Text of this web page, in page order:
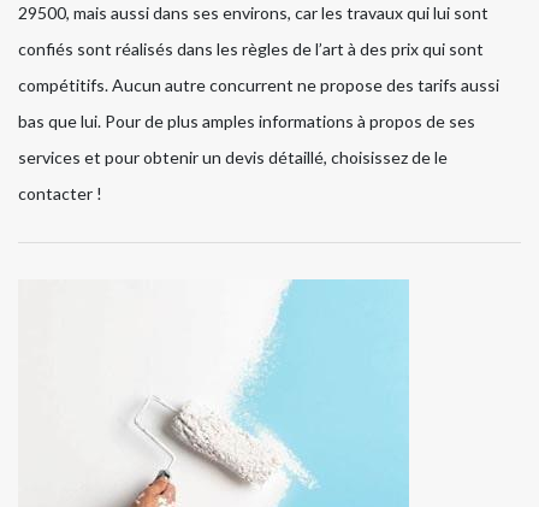
29500, mais aussi dans ses environs, car les travaux qui lui sont
confiés sont réalisés dans les règles de l’art à des prix qui sont
compétitifs. Aucun autre concurrent ne propose des tarifs aussi
bas que lui. Pour de plus amples informations à propos de ses
services et pour obtenir un devis détaillé, choisissez de le
contacter !